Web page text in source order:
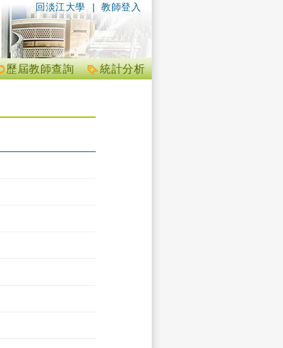
| 教師登入
回淡江大學
統計分析
歷屆教師查詢